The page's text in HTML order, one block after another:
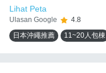
Lihat Peta
Ulasan Google
4.8
日本沖繩推薦
11~20人包棟